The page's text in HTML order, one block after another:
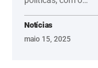
Notícias
maio 15, 2025